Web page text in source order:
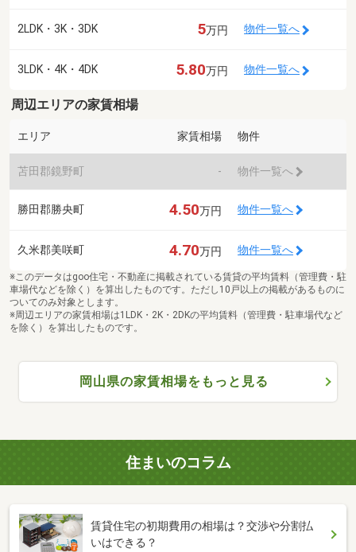
2LDK・3K・3DK 5万円 物件一覧へ
3LDK・4K・4DK 5.80万円 物件一覧へ
周辺エリアの家賃相場
エリア 家賃相場 物件
苫田郡鏡野町 - 物件一覧へ
勝田郡勝央町 4.50万円 物件一覧へ
久米郡美咲町 4.70万円 物件一覧へ
※このデータはgoo住宅・不動産に掲載されている賃貸の平均賃料（管理費・駐
車場代などを除く）を算出したものです。ただし10戸以上の掲載があるものに
ついてのみ対象とします。
※周辺エリアの家賃相場は1LDK・2K・2DKの平均賃料（管理費・駐車場代など
を除く）を算出したものです。
岡山県の家賃相場をもっと見る
住まいのコラム
賃貸住宅の初期費用の相場は？交渉や分割払
いはできる？